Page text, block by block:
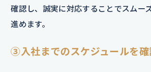
確認し、誠実に対応することでスムー
進めます。
③入社までのスケジュールを確